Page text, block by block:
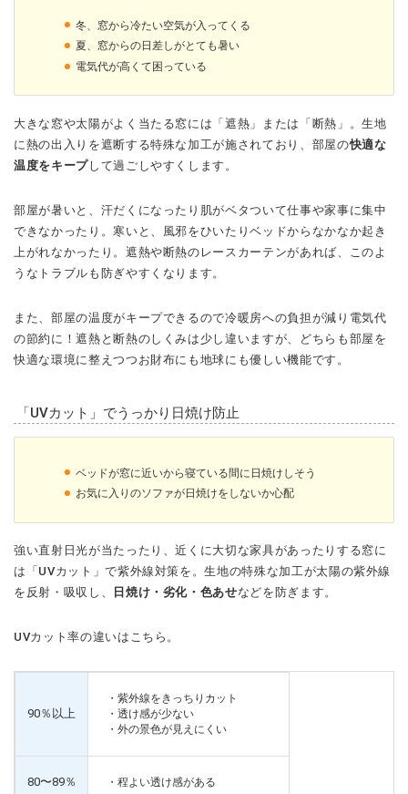
冬、窓から冷たい空気が入ってくる
夏、窓からの日差しがとても暑い
電気代が高くて困っている
大きな窓や太陽がよく当たる窓には「遮熱」または「断熱」。生地
に熱の出入りを遮断する特殊な加工が施されており、部屋の快適な
温度をキープして過ごしやすくします。
部屋が暑いと、汗だくになったり肌がベタついて仕事や家事に集中
できなかったり。寒いと、風邪をひいたりベッドからなかなか起き
上がれなかったり。遮熱や断熱のレースカーテンがあれば、このよ
うなトラブルも防ぎやすくなります。
また、部屋の温度がキープできるので冷暖房への負担が減り電気代
の節約に！遮熱と断熱のしくみは少し違いますが、どちらも部屋を
快適な環境に整えつつお財布にも地球にも優しい機能です。
「UVカット」でうっかり日焼け防止
ベッドが窓に近いから寝ている間に日焼けしそう
お気に入りのソファが日焼けをしないか心配
強い直射日光が当たったり、近くに大切な家具があったりする窓に
は「UVカット」で紫外線対策を。生地の特殊な加工が太陽の紫外線
を反射・吸収し、
日焼け・劣化・色あせなどを防ぎます。
UVカット率の違いはこちら。
90％以上
・紫外線をきっちりカット
・透け感が少ない
・外の景色が見えにくい
80〜89％ ・程よい透け感がある